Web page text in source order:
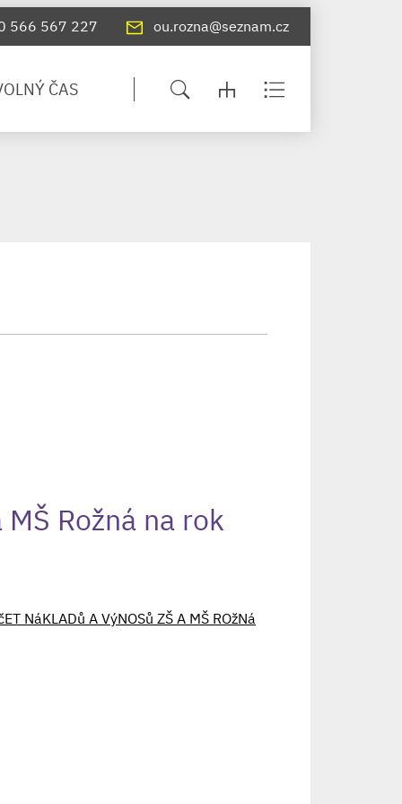
566 567 227 ou.rozna@seznam.cz
ČAS
Rožná na rok
NáKLADů A VýNOSů ZŠ A MŠ ROžNá